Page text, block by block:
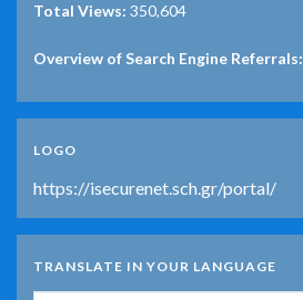
Total Views: 350,604
Overview of Search Engine Referrals:
LOGO
https://isecurenet.sch.gr/portal/
TRANSLATE IN YOUR LANGUAGE